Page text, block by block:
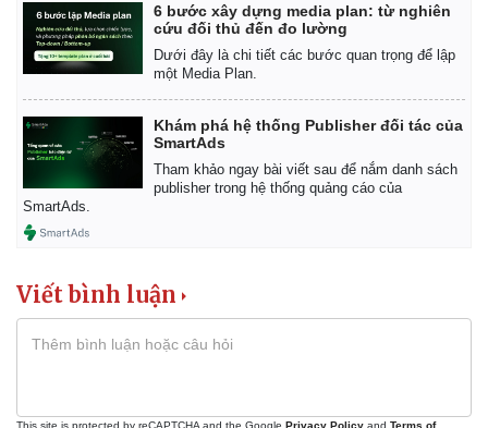
6 bước xây dựng media plan: từ nghiên
cứu đối thủ đến đo lường
Dưới đây là chi tiết các bước quan trọng để lập
một Media Plan.
Khám phá hệ thống Publisher đối tác của
SmartAds
Tham khảo ngay bài viết sau để nắm danh sách
publisher trong hệ thống quảng cáo của
SmartAds.
Viết bình luận
This site is protected by reCAPTCHA and the Google Privacy Policy and Terms of